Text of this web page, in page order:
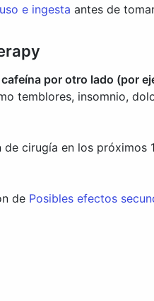
e ingesta antes de
por otro lado (por
temblores, insomnio,
cirugía en los próximos
de Posibles efectos